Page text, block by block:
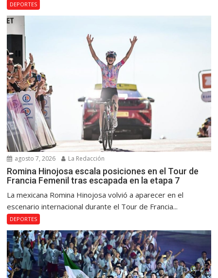
DEPORTES
agosto 7, 2026 La Redacción
Romina Hinojosa escala posiciones en el Tour de
Francia Femenil tras escapada en la etapa 7
La mexicana Romina Hinojosa volvió a aparecer en el
escenario internacional durante el Tour de Francia...
DEPORTES